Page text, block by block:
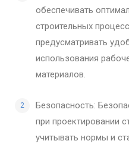
обеспечивать
строительных
предусматривать
использования
материалов.
Безопасность:
при проектировании
учитывать нормы и